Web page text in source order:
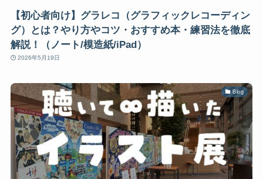
【初心者向け】グラレコ（グラフィックレコーディン
グ）とは？やり方やコツ・おすすめ本・練習法を徹底
解説！（ノート/模造紙/iPad）
2026年5月19日
Blog